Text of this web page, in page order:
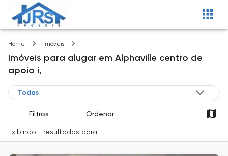
Home Imóveis
Imóveis para alugar em Alphaville centro de
apoio i,
Filtros Ordenar
Exibindo resultados para: -